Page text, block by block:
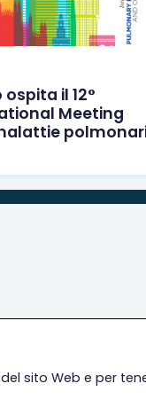
il 12°
Meeting
sito Web e per